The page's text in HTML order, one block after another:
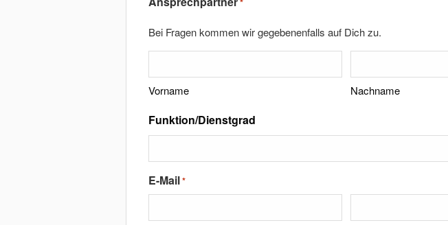
Bei Fragen kommen wir gegebenenfalls auf Dich zu.
Vorname Nachname
Funktion/Dienstgrad
E-Mail*